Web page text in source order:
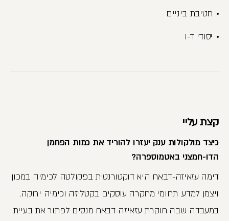
חטיבת ביניים
יסודי ד-ו
קצת עליי
כיצד מולקולות ענק יעזרו להוריד את כמות הפחמן
הדו-חמצני באטמוספרה?
דימה עזאיזה-דבאח היא דוקטורנטית בפקולטה לכימיה במכון
ויצמן למדע. תחומי מחקרה עוסקים בקטליזה וכימיה ירוקה.
במעבדה שבה חוקרת עזאיזה-דבאח מנסים לפתור את בעיית